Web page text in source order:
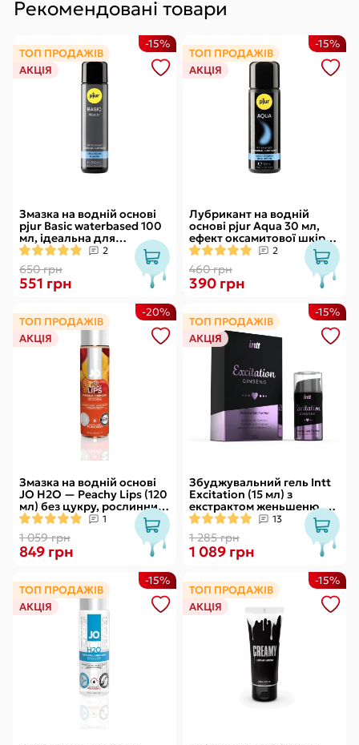
Рекомендовані товари
ТОП ПРОДАЖІВ
АКЦІЯ
Змазка на водній основі
pjur Basic waterbased 100
мл, ідеальна для
новачків, найкраща ціна/
якість
2
650 грн
-15%
551 грн
ТОП ПРОДАЖІВ
АКЦІЯ
Лубрикант на водній
основі pjur Aqua 30 мл,
ефект оксамитової шкіри
без прилипання
2
460 грн
-15%
390 грн
ТОП ПРОДАЖІВ
АКЦІЯ
Змазка на водній основі
JO H2O — Peachy Lips (120
мл) без цукру, рослинний
гліцерин
1
1 059 грн
-20%
849 грн
ТОП ПРОДАЖІВ
АКЦІЯ
Збуджувальний гель Intt
Excitation (15 мл) з
екстрактом женьшеню, з
ефектом вібрації
13
1 285 грн
-15%
1 089 грн
ТОП ПРОДАЖІВ
АКЦІЯ
-15%
ТОП ПРОДАЖІВ
АКЦІЯ
-15%